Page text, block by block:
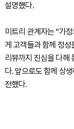
설명했다.
미트리 관계자는 “가
게 고객들과 함께 정성
리뷰까지 진심을 다해
다. 앞으로도 함께 상
전했다.